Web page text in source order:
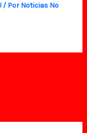
/ Por Noticias No